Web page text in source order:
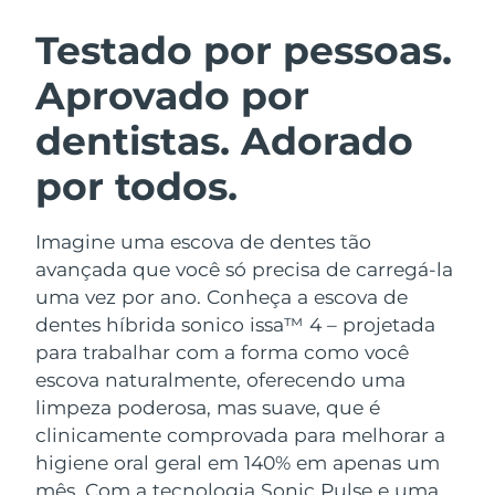
Testado por pessoas.
Aprovado por
dentistas. Adorado
por todos.
Imagine uma escova de dentes tão
avançada que você só precisa de carregá-la
uma vez por ano. Conheça a escova de
dentes híbrida sonico issa™ 4 – projetada
para trabalhar com a forma como você
escova naturalmente, oferecendo uma
limpeza poderosa, mas suave, que é
clinicamente comprovada para melhorar a
higiene oral geral em 140% em apenas um
mês. Com a tecnologia Sonic Pulse e uma
Limpeza facial
LUNA™ 4 kit
Anti-aging massage
LUNA™ 4 Plus
Massage, LED heating
LUNA™ 4 Men
For men, anti-aging massage
Lifting facial
BEAR™ 2 kit
Microcurrent toning
BEAR™ 2 go
Microcurrent toning on-the-go
BEAR™ 2 eyes & lips
Microcurrent line smoothing device
Hidratação
UFO™ 3 kit
Deep facial hydration
UFO™ 3 LED
Near-infrared and red light therapy
device
Cuidado oral
issa™ 4
Hybrid silicone sonic toothbrush
issa™ 4 plus
Smart hybrid silicone sonic toothbrush
TRATAMENTO ANTIENVELHECIMENTO
FAQ™
Antienvelhecimento Tratamentos LED
NEW
Áustria
Barein Entrega prevista
Bélgica Entrega prevista8/11/26
Bermudas
Bósnia e
Herzegovina
Entrega prevista
Brunei Entrega prevista8/16/26
Bulgária Entrega prevista
Canadá Entrega prevista
Chile Entrega prevista 8/15/26